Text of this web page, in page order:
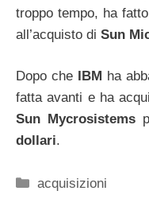
troppo tempo, ha
all’acquisto di Sun
Dopo che IBM ha
fatta avanti e ha
Sun Mycrosistems
dollari.
Categorie
acquisizioni